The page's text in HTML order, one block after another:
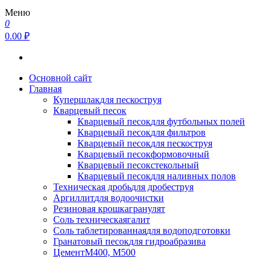
Меню
0
0.00 ₽
Основной сайт
Главная
Купершлакдля пескоструя
Кварцевый песок
Кварцевый песокдля футбольных полей
Кварцевый песокдля фильтров
Кварцевый песокдля пескоструя
Кварцевый песокформовочный
Кварцевый песокстекольный
Кварцевый песокдля наливных полов
Техническая дробьдля дробеструя
Аргиллитдля водоочистки
Резиновая крошкагранулят
Соль техническаягалит
Соль таблетированнаядля водоподготовки
Гранатовый песокдля гидроабразива
ЦементМ400, М500